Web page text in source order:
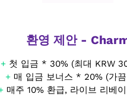
환영 제안 -
+ 첫 입금 * 30% (최대 KRW
+ 매 입금 보너스 * 20% (가
매주 10% 환급, 라이브 리베